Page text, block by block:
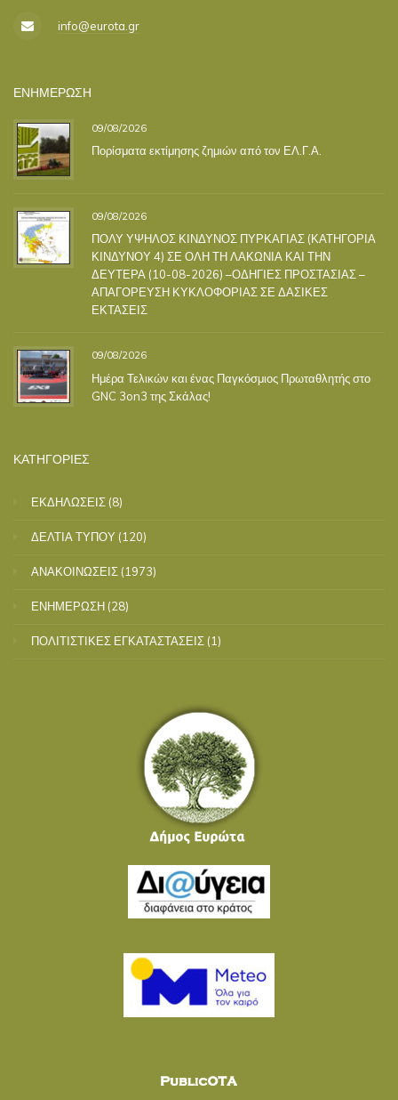
info@eurota.gr
ΕΝΗΜΕΡΩΣΗ
09/08/2026
Πορίσματα εκτίμησης ζημιών από τον ΕΛ.Γ.Α.
09/08/2026
ΠΟΛΥ ΥΨΗΛΟΣ ΚΙΝΔΥΝΟΣ ΠΥΡΚΑΓΙΑΣ (ΚΑΤΗΓΟΡΙΑ
ΚΙΝΔΥΝΟΥ 4) ΣΕ ΟΛΗ ΤΗ ΛΑΚΩΝΙΑ ΚΑΙ ΤΗΝ
ΔΕΥΤΕΡΑ (10-08-2026) –ΟΔΗΓΙΕΣ ΠΡΟΣΤΑΣΙΑΣ –
ΑΠΑΓΟΡΕΥΣΗ ΚΥΚΛΟΦΟΡΙΑΣ ΣΕ ΔΑΣΙΚΕΣ
ΕΚΤΑΣΕΙΣ
09/08/2026
Ημέρα Τελικών και ένας Παγκόσμιος Πρωταθλητής στο
GNC 3on3 της Σκάλας!
ΚΑΤΗΓΟΡΙΕΣ
ΕΚΔΗΛΩΣΕΙΣ (8)
ΔΕΛΤΙΑ ΤΥΠΟΥ (120)
ΑΝΑΚΟΙΝΩΣΕΙΣ (1973)
ΕΝΗΜΕΡΩΣΗ (28)
ΠΟΛΙΤΙΣΤΙΚΕΣ ΕΓΚΑΤΑΣΤΑΣΕΙΣ (1)